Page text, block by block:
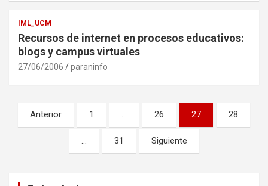
IML_UCM
Recursos de internet en procesos educativos:
blogs y campus virtuales
27/06/2006 paraninfo
Navegación
de
Anterior 1 26 27 28
31 Siguiente